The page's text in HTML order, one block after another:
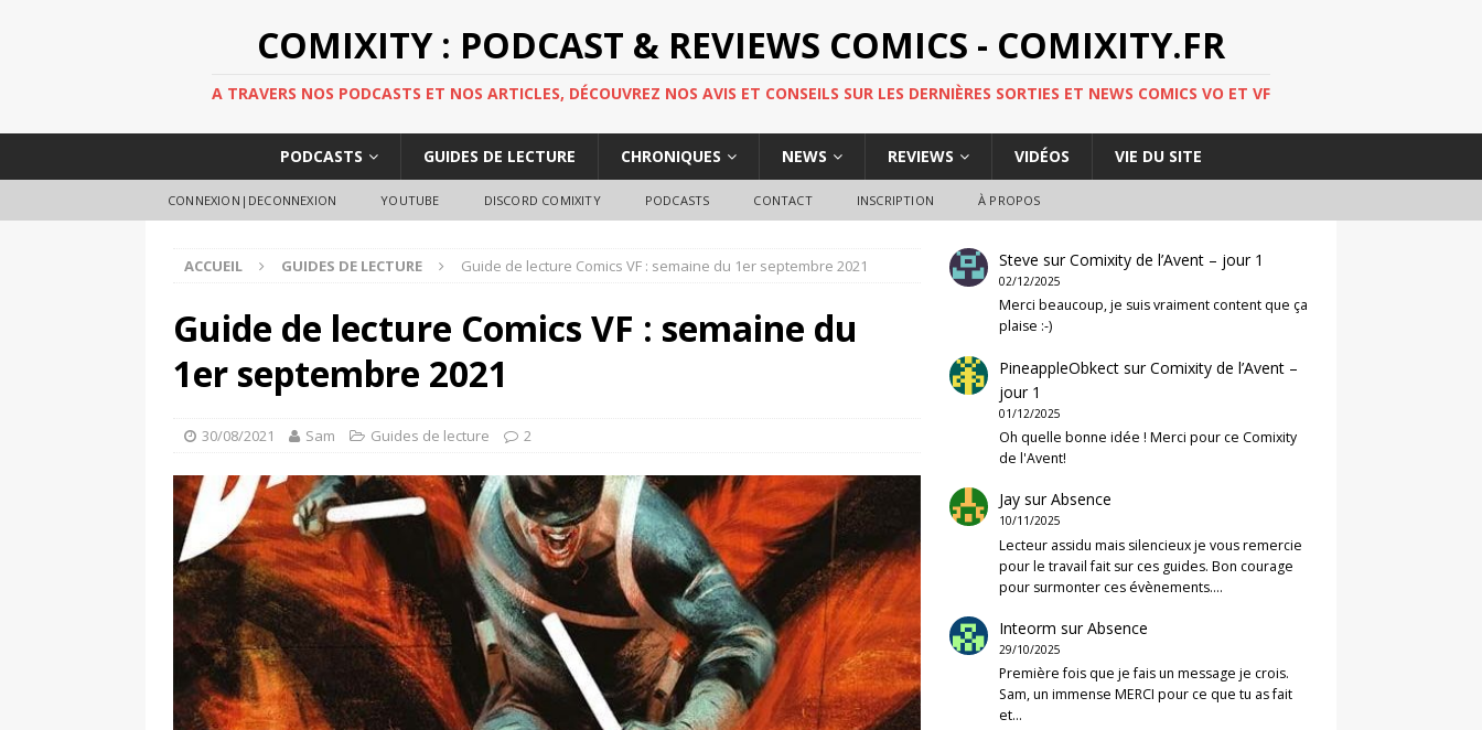
COMIXITY : PODCAST & REVIEWS COMICS - COMIXITY.FR
A TRAVERS NOS PODCASTS ET NOS ARTICLES, DÉCOUVREZ NOS AVIS ET CONSEILS SUR LES DERNIÈRES SORTIES ET NEWS COMICS VO ET VF
PODCASTS GUIDES DE LECTURE CHRONIQUES NEWS REVIEWS VIDÉOS VIE DU SITE
CONNEXION|DECONNEXION YOUTUBE DISCORD COMIXITY PODCASTS CONTACT INSCRIPTION À PROPOS
ACCUEIL GUIDES DE LECTURE Guide de lecture Comics VF : semaine du 1er septembre 2021
Guide de lecture Comics VF : semaine du
1er septembre 2021
30/08/2021 Sam Guides de lecture 2
Steve surComixity de l’Avent – jour 1
02/12/2025
Merci beaucoup, je suis vraiment content que ça
plaise :-)
PineappleObkect surComixity de l’Avent –
jour 1
01/12/2025
Oh quelle bonne idée ! Merci pour ce Comixity
de l'Avent!
Jay surAbsence
10/11/2025
Lecteur assidu mais silencieux je vous remercie
pour le travail fait sur ces guides. Bon courage
pour surmonter ces évènements.…
Inteorm surAbsence
29/10/2025
Première fois que je fais un message je crois.
Sam, un immense MERCI pour ce que tu as fait
et…